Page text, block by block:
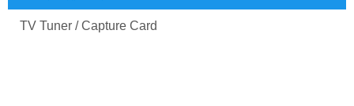
TV Tuner / Capture Card